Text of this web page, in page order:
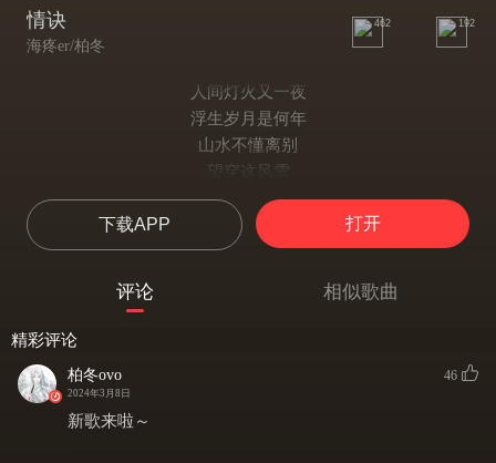
情诀
海疼er/柏冬
462 192
人间灯火又一夜
浮生岁月是何年
山水不懂离别
望穿这风雪
花落谁家的旧院
摇晃着杯中明月
只叹沉情难诀
下载APP 打开
评论 相似歌曲
精彩评论
柏冬ovo
2024年3月8日
46
新歌来啦～